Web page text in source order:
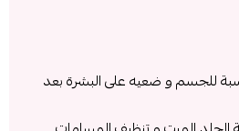
للجسم و ضعيه على البشرة بعد